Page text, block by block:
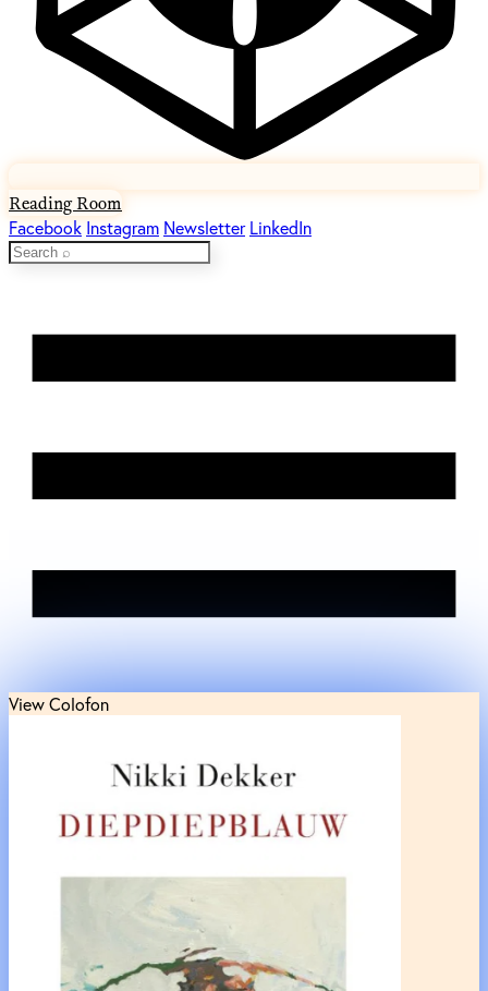
Reading Room
Facebook Instagram Newsletter LinkedIn
View Colofon